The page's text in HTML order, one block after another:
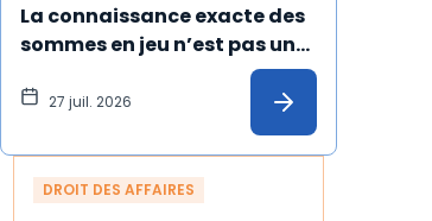
La connaissance exacte des
sommes en jeu n’est pas une
condition de validité de la
transaction
27 juil. 2026
DROIT DES AFFAIRES